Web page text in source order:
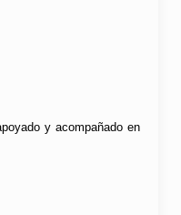
y acompañado en